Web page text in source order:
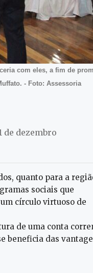
com eles, a fim de
- Foto: Assessoria
de dezembro
quanto para a
sociais que
círculo virtuoso de
de uma conta
beneficia das